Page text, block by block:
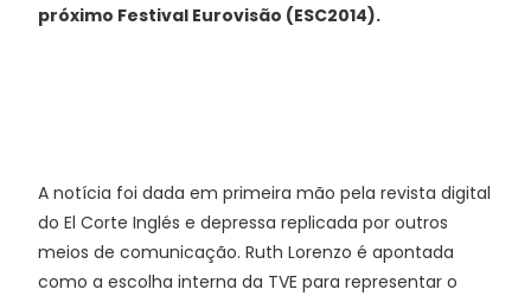
próximo Festival Eurovisão (ESC2014).
A notícia foi dada em primeira mão pela revista digital
do El Corte Inglés e depressa replicada por outros
meios de comunicação. Ruth Lorenzo é apontada
como a escolha interna da TVE para representar o